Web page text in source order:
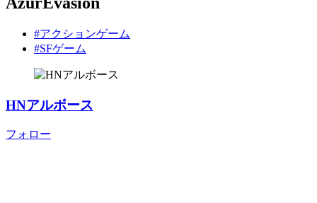
#アクションゲーム
#SFゲーム
HNアルボース
フォロー